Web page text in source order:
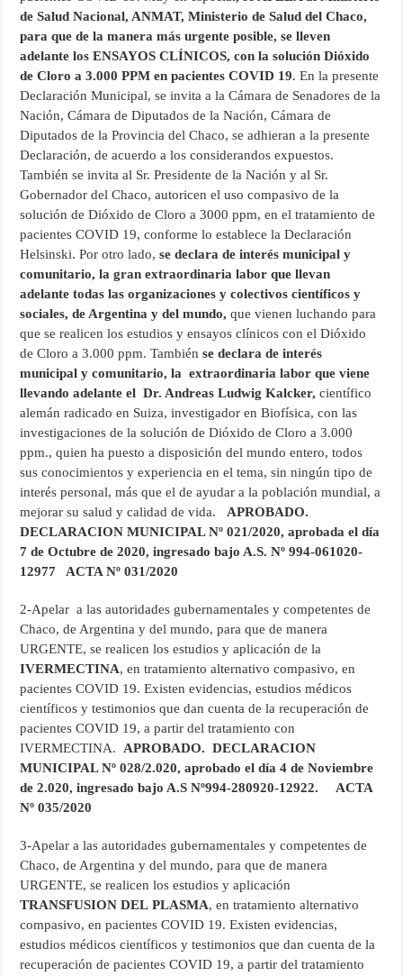
de Salud Nacional, ANMAT, Ministerio de Salud del Chaco,
para que de la manera más urgente posible, se lleven
adelante los ENSAYOS CLÍNICOS, con la solución Dióxido
de Cloro a 3.000 PPM en pacientes COVID 19. En la presente
Declaración Municipal, se invita a la Cámara de Senadores de la
Nación, Cámara de Diputados de la Nación, Cámara de
Diputados de la Provincia del Chaco, se adhieran a la presente
Declaración, de acuerdo a los considerandos expuestos.
También se invita al Sr. Presidente de la Nación y al Sr.
Gobernador del Chaco, autoricen el uso compasivo de la
solución de Dióxido de Cloro a 3000 ppm, en el tratamiento de
pacientes COVID 19, conforme lo establece la Declaración
Helsinski. Por otro lado,se declara de interés municipal y
comunitario, la gran extraordinaria labor que llevan
adelante todas las organizaciones y colectivos científicos y
sociales, de Argentina y del mundo, que vienen luchando para
que se realicen los estudios y ensayos clínicos con el Dióxido
de Cloro a 3.000 ppm. También se declara de interés
municipal y comunitario, la extraordinaria labor que viene
llevando adelante el Dr. Andreas Ludwig Kalcker, científico
alemán radicado en Suiza, investigador en Biofísica, con las
investigaciones de la solución de Dióxido de Cloro a 3.000
ppm., quien ha puesto a disposición del mundo entero, todos
sus conocimientos y experiencia en el tema, sin ningún tipo de
interés personal, más que el de ayudar a la población mundial, a
mejorar su salud y calidad de vida.APROBADO.
DECLARACION MUNICIPAL Nº 021/2020, aprobada el día
7 de Octubre de 2020, ingresado bajo A.S. Nº 994-061020-
12977 ACTA Nº 031/2020
2-Apelar a las autoridades gubernamentales y competentes de
Chaco, de Argentina y del mundo, para que de manera
URGENTE, se realicen los estudios y aplicación de la
IVERMECTINA, en tratamiento alternativo compasivo, en
pacientes COVID 19. Existen evidencias, estudios médicos
científicos y testimonios que dan cuenta de la recuperación de
pacientes COVID 19, a partir del tratamiento con
IVERMECTINA.APROBADO. DECLARACION
MUNICIPAL Nº 028/2.020, aprobado el día 4 de Noviembre
de 2.020, ingresado bajo A.S Nº994-280920-12922. ACTA
Nº 035/2020
3-Apelar a las autoridades gubernamentales y competentes de
Chaco, de Argentina y del mundo, para que de manera
URGENTE, se realicen los estudios y aplicación
TRANSFUSION DEL PLASMA, en tratamiento alternativo
compasivo, en pacientes COVID 19. Existen evidencias,
estudios médicos científicos y testimonios que dan cuenta de la
recuperación de pacientes COVID 19, a partir del tratamiento